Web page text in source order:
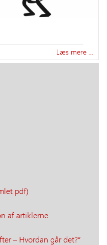
Læs mere …
pdf)
af artiklerne
– Hvordan går det?”